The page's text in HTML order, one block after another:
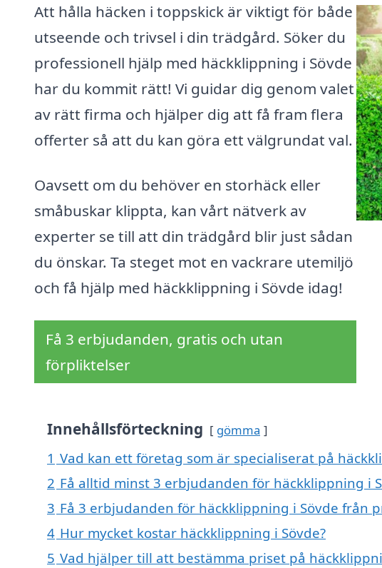
Att hålla häcken i toppskick är viktigt för både
utseende och trivsel i din trädgård. Söker du
professionell hjälp med häckklippning i Sövde
har du kommit rätt! Vi guidar dig genom valet
av rätt firma och hjälper dig att få fram flera
offerter så att du kan göra ett välgrundat val.
Oavsett om du behöver en storhäck eller
småbuskar klippta, kan vårt nätverk av
experter se till att din trädgård blir just sådan
du önskar. Ta steget mot en vackrare utemiljö
och få hjälp med häckklippning i Sövde idag!
Få 3 erbjudanden, gratis och utan
förpliktelser
Innehållsförteckning gömma
1 Vad kan ett företag som är specialiserat på
2 Få alltid minst 3 erbjudanden för häckklippning i
3 Få 3 erbjudanden för häckklippning i Sövde från
4 Hur mycket kostar häckklippning i Sövde?
5 Vad hjälper till att bestämma priset på